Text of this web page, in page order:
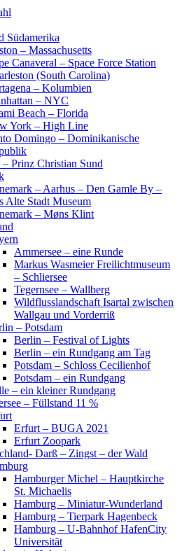
Südamerika
– Massachusetts
Canaveral – Space Force Station
(South Carolina)
– Kolumbien
– NYC
Beach – Florida
York – High Line
Domingo – Dominikanische
Prinz Christian Sund
– Aarhus – Den Gamle By –
Alte Stadt Museum
– Møns Klint
Ammersee – eine Runde
Markus Wasmeier Freilichtmuseum
– Schliersee
Tegernsee – Wallberg
Wildflusslandschaft Isartal zwischen
Wallgau und Vorderriß
– Potsdam
Berlin – Festival of Lights
Berlin – ein Rundgang am Tag
Potsdam – Schloss Cecilienhof
Potsdam – ein Rundgang
– ein kleiner Rundgang
– Füllstand 11 %
Erfurt – BUGA 2021
Erfurt Zoopark
Darß – Zingst – der Wald
Hamburger Michel – Hauptkirche
St. Michaelis
Hamburg – Miniatur-Wunderland
Hamburg – Tierpark Hagenbeck
Hamburg – U-Bahnhof HafenCity
Universität